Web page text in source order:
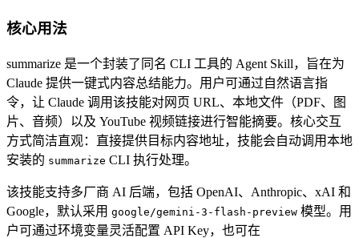
核心用法
summarize 是一个封装了同名 CLI 工具的 Agent Skill，旨在为
Claude 提供一键式内容总结能力。用户可通过自然语言指
令，让 Claude 调用该技能对网页 URL、本地文件（PDF、图
片、音频）以及 YouTube 视频链接进行智能摘要。核心交互
方式简洁直观：直接提供目标内容地址，技能会自动调用本地
安装的 summarize CLI 执行处理。
该技能支持多厂商 AI 后端，包括 OpenAI、Anthropic、xAI 和
Google，默认采用 google/gemini-3-flash-preview 模型。用
户可通过环境变量灵活配置 API Key，也可在